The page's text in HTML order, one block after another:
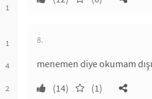
1
1
4
2
8.
menemen diye okumam
(14)
(1)